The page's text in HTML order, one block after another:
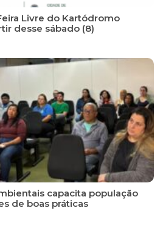
Livre do Kartódromo
desse sábado (8)
capacita população
de boas práticas